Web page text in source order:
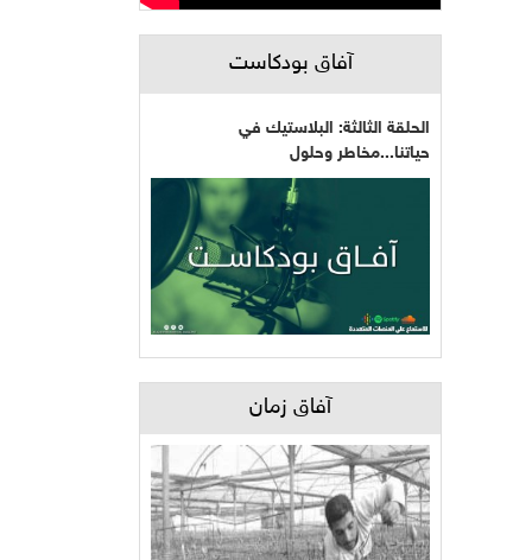
آفاق بودكاست
الحلقة الثالثة: البلاستيك في
حياتنا...مخاطر وحلول
آفاق زمان